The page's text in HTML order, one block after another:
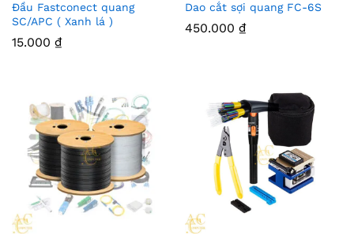
Đầu Fastconect quang
SC/APC ( Xanh lá )
15.000 ₫
Dao cắt sợi quang FC-6S
450.000 ₫